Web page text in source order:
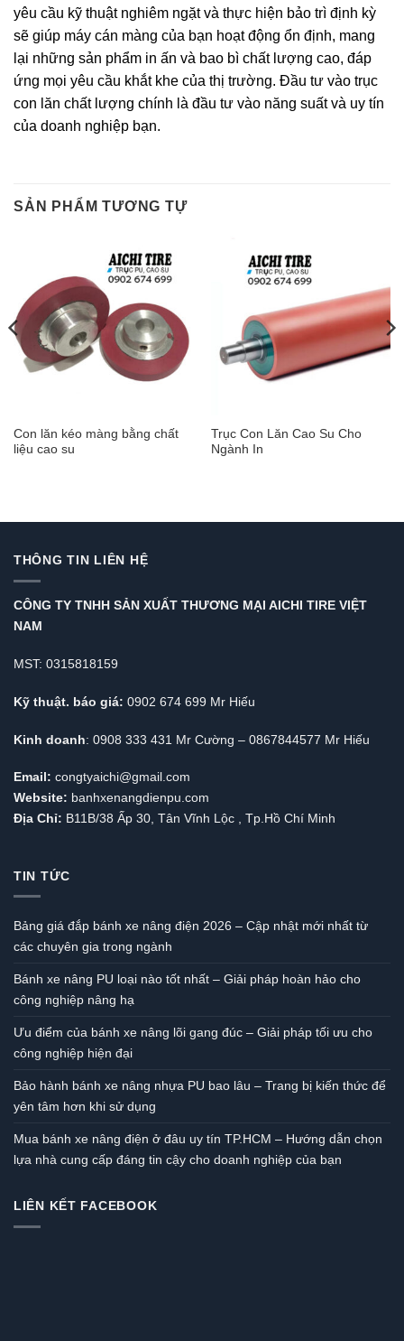
yêu cầu kỹ thuật nghiêm ngặt và thực hiện bảo trì định kỳ
sẽ giúp máy cán màng của bạn hoạt động ổn định, mang
lại những sản phẩm in ấn và bao bì chất lượng cao, đáp
ứng mọi yêu cầu khắt khe của thị trường. Đầu tư vào trục
con lăn chất lượng chính là đầu tư vào năng suất và uy tín
của doanh nghiệp bạn.
SẢN PHẨM TƯƠNG TỰ
Con lăn kéo màng bằng chất
liệu cao su
Trục Con Lăn Cao Su Cho
Ngành In
THÔNG TIN LIÊN HỆ
CÔNG TY TNHH SẢN XUẤT THƯƠNG MẠI AICHI TIRE VIỆT
NAM
MST: 0315818159
Kỹ thuật. báo giá: 0902 674 699 Mr Hiếu
Kinh doanh: 0908 333 431 Mr Cường – 0867844577 Mr Hiếu
Email: congtyaichi@gmail.com
Website: banhxenangdienpu.com
Địa Chỉ: B11B/38 Ấp 30, Tân Vĩnh Lộc , Tp.Hồ Chí Minh
TIN TỨC
Bảng giá đắp bánh xe nâng điện 2026 – Cập nhật mới nhất từ
các chuyên gia trong ngành
Bánh xe nâng PU loại nào tốt nhất – Giải pháp hoàn hảo cho
công nghiệp nâng hạ
Ưu điểm của bánh xe nâng lõi gang đúc – Giải pháp tối ưu cho
công nghiệp hiện đại
Bảo hành bánh xe nâng nhựa PU bao lâu – Trang bị kiến thức để
yên tâm hơn khi sử dụng
Mua bánh xe nâng điện ở đâu uy tín TP.HCM – Hướng dẫn chọn
lựa nhà cung cấp đáng tin cậy cho doanh nghiệp của bạn
LIÊN KẾT FACEBOOK